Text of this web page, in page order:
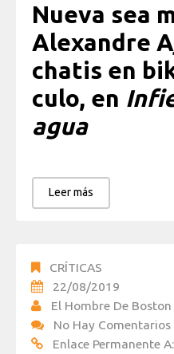
Nueva sea
Alexandre
chatis en
culo, en
agua
Leer más
CRÍTICAS
22/08/2019
El Hombre De Boston
No Hay Comentarios
Enlace Permanente A: